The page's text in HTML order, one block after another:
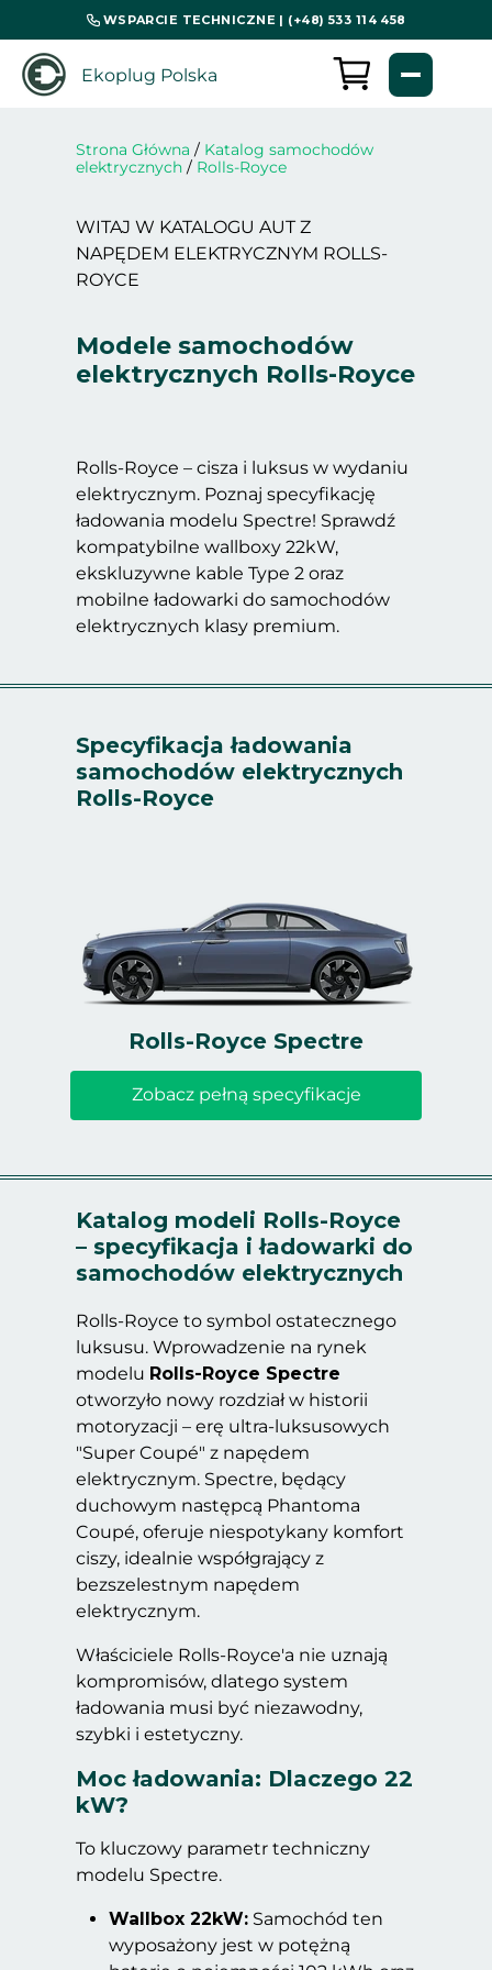
WSPARCIE TECHNICZNE | (+48) 533 114 458
Ekoplug Polska
Rolls-Royce Spectre
Zobacz pełną specyfikacje
Specyfikacja ładowania
samochodów elektrycznych
Rolls-Royce
Strona Główna / Katalog samochodów
elektrycznych / Rolls-Royce
WITAJ W KATALOGU AUT Z
NAPĘDEM ELEKTRYCZNYM ROLLS-
ROYCE
Modele samochodów
elektrycznych Rolls-Royce
Rolls-Royce – cisza i luksus w wydaniu
elektrycznym. Poznaj specyfikację
ładowania modelu Spectre! Sprawdź
kompatybilne wallboxy 22kW,
ekskluzywne kable Type 2 oraz
mobilne ładowarki do samochodów
elektrycznych klasy premium.
Katalog modeli Rolls-Royce
– specyfikacja i ładowarki do
samochodów elektrycznych
Rolls-Royce to symbol ostatecznego
luksusu. Wprowadzenie na rynek
modelu Rolls-Royce Spectre
otworzyło nowy rozdział w historii
motoryzacji – erę ultra-luksusowych
"Super Coupé" z napędem
elektrycznym. Spectre, będący
duchowym następcą Phantoma
Coupé, oferuje niespotykany komfort
ciszy, idealnie współgrający z
bezszelestnym napędem
elektrycznym.
Właściciele Rolls-Royce'a nie uznają
kompromisów, dlatego system
ładowania musi być niezawodny,
szybki i estetyczny.
Moc ładowania: Dlaczego 22
kW?
To kluczowy parametr techniczny
modelu Spectre.
Wallbox 22kW: Samochód ten
wyposażony jest w potężną